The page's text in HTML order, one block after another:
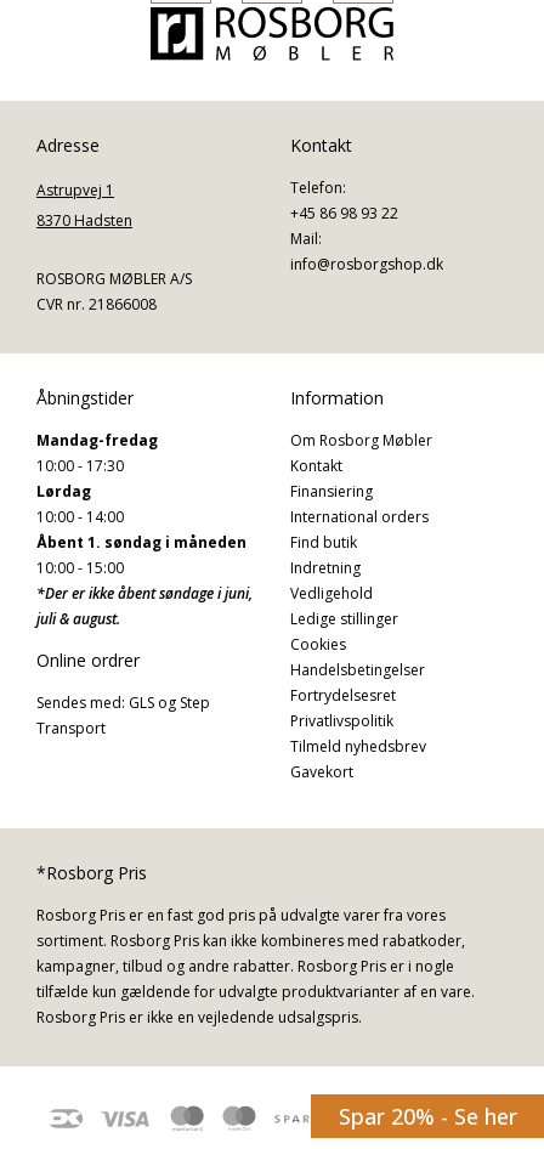
Adresse
Astrupvej 1
8370 Hadsten
ROSBORG MØBLER A/S
CVR nr. 21866008
Kontakt
Telefon:
+45 86 98 93 22
Mail:
info@rosborgshop.dk
Åbningstider
Mandag-fredag
10:00 - 17:30
Lørdag
10:00 - 14:00
Åbent 1. søndag i måneden
10:00 - 15:00
*Der er ikke åbent søndage i juni,
juli & august.
Online ordrer
Sendes med: GLS og Step
Transport
Information
Om Rosborg Møbler
Kontakt
Finansiering
International orders
Find butik
Indretning
Vedligehold
Ledige stillinger
Cookies
Handelsbetingelser
Fortrydelsesret
Privatlivspolitik
Tilmeld nyhedsbrev
Gavekort
*Rosborg Pris
Rosborg Pris er en fast god pris på udvalgte varer fra vores
sortiment. Rosborg Pris kan ikke kombineres med rabatkoder,
kampagner, tilbud og andre rabatter. Rosborg Pris er i nogle
tilfælde kun gældende for udvalgte produktvarianter af en vare.
Rosborg Pris er ikke en vejledende udsalgspris.
Spar 20% - Se her